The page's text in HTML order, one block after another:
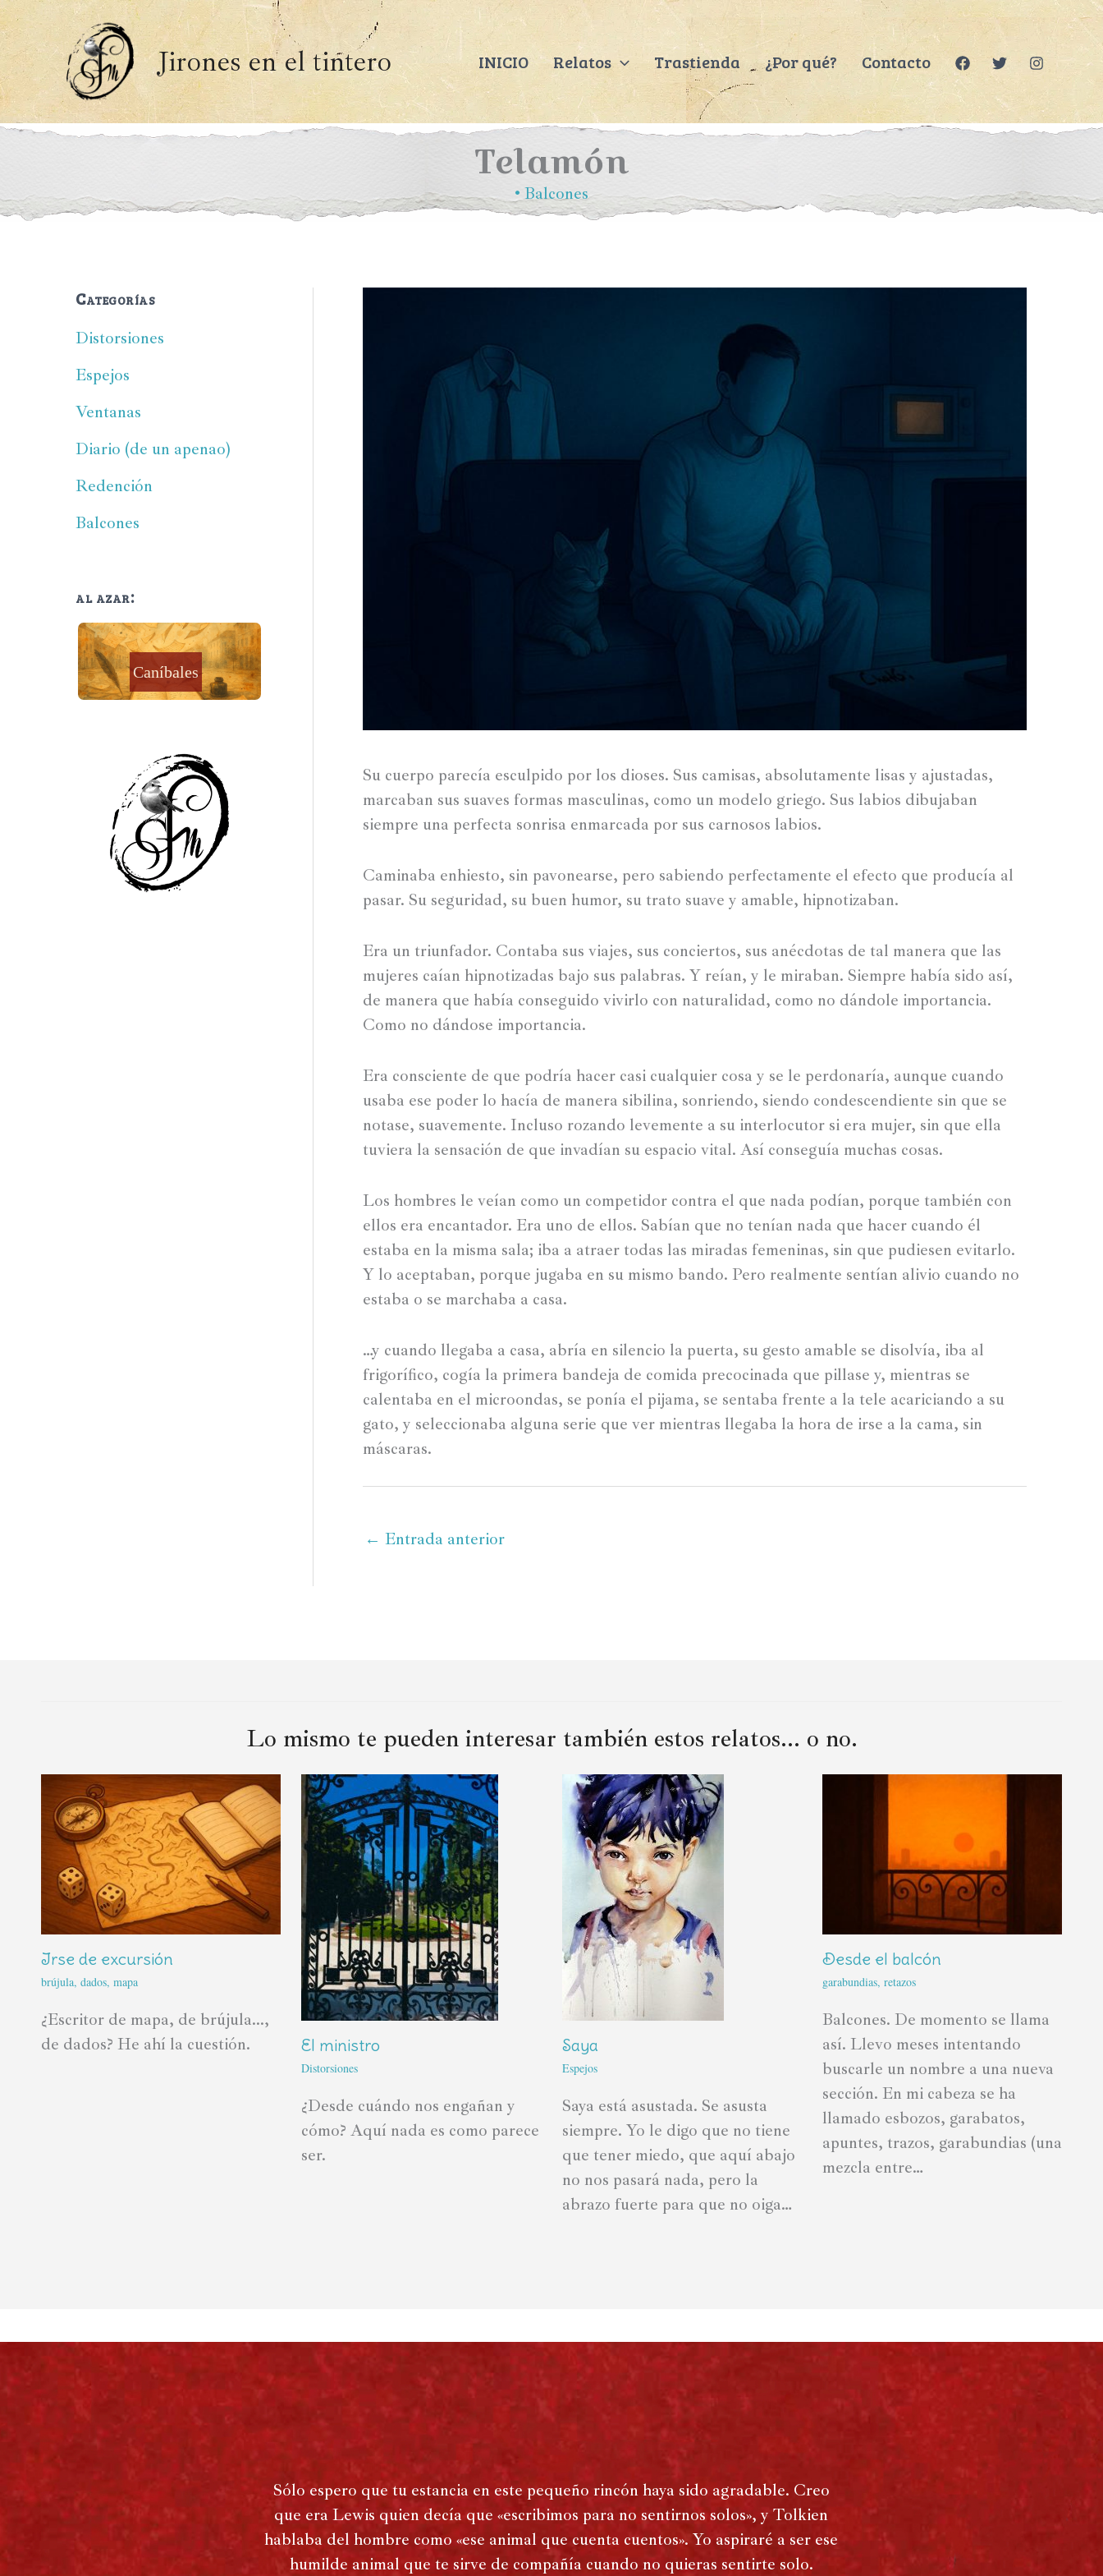
Ir
al
contenido
Jirones en el tintero INICIO Relatos Trastienda ¿Por qué? Contacto
Telamón
• Balcones
Categorías
Distorsiones
Espejos
Ventanas
Diario (de un apenao)
Redención
Balcones
al azar:
Su cuerpo parecía esculpido por los dioses. Sus camisas, absolutamente lisas y ajustadas,
marcaban sus suaves formas masculinas, como un modelo griego. Sus labios dibujaban
siempre una perfecta sonrisa enmarcada por sus carnosos labios.
Caminaba enhiesto, sin pavonearse, pero sabiendo perfectamente el efecto que producía al
pasar. Su seguridad, su buen humor, su trato suave y amable, hipnotizaban.
Era un triunfador. Contaba sus viajes, sus conciertos, sus anécdotas de tal manera que las
mujeres caían hipnotizadas bajo sus palabras. Y reían, y le miraban. Siempre había sido así,
de manera que había conseguido vivirlo con naturalidad, como no dándole importancia.
Como no dándose importancia.
Era consciente de que podría hacer casi cualquier cosa y se le perdonaría, aunque cuando
usaba ese poder lo hacía de manera sibilina, sonriendo, siendo condescendiente sin que se
notase, suavemente. Incluso rozando levemente a su interlocutor si era mujer, sin que ella
tuviera la sensación de que invadían su espacio vital. Así conseguía muchas cosas.
Los hombres le veían como un competidor contra el que nada podían, porque también con
ellos era encantador. Era uno de ellos. Sabían que no tenían nada que hacer cuando él
estaba en la misma sala; iba a atraer todas las miradas femeninas, sin que pudiesen evitarlo.
Y lo aceptaban, porque jugaba en su mismo bando. Pero realmente sentían alivio cuando no
estaba o se marchaba a casa.
…y cuando llegaba a casa, abría en silencio la puerta, su gesto amable se disolvía, iba al
frigorífico, cogía la primera bandeja de comida precocinada que pillase y, mientras se
calentaba en el microondas, se ponía el pijama, se sentaba frente a la tele acariciando a su
gato, y seleccionaba alguna serie que ver mientras llegaba la hora de irse a la cama, sin
máscaras.
← Entrada anterior
Lo mismo te pueden interesar también estos relatos... o no.
Irse de excursión
brújula, dados, mapa
¿Escritor de mapa, de brújula...,
de dados? He ahí la cuestión.
El ministro
Distorsiones
¿Desde cuándo nos engañan y
cómo? Aquí nada es como parece
ser.
Saya
Espejos
Saya está asustada. Se asusta
siempre. Yo le digo que no tiene
que tener miedo, que aquí abajo
no nos pasará nada, pero la
abrazo fuerte para que no oiga…
Desde el balcón
garabundias, retazos
Balcones. De momento se llama
así. Llevo meses intentando
buscarle un nombre a una nueva
sección. En mi cabeza se ha
llamado esbozos, garabatos,
apuntes, trazos, garabundias (una
mezcla entre…
Sólo espero que tu estancia en este pequeño rincón haya sido agradable. Creo
que era Lewis quien decía que «escribimos para no sentirnos solos», y Tolkien
hablaba del hombre como «ese animal que cuenta cuentos». Yo aspiraré a ser ese
humilde animal que te sirve de compañía cuando no quieras sentirte solo.